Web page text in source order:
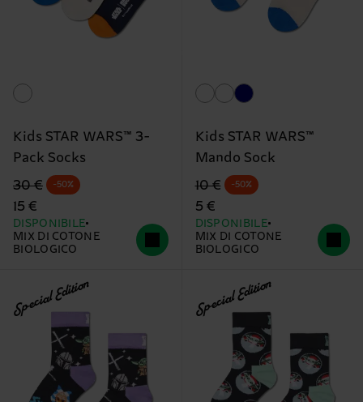
Kids STAR WARS™ 3-
Pack Socks
Prezzo di partenza
30 €
prezzo scontato
15 €
-50%
DISPONIBILE
MIX DI COTONE
BIOLOGICO
Kids STAR WARS™
Mando Sock
Prezzo di partenza
10 €
prezzo scontato
5 €
-50%
DISPONIBILE
MIX DI COTONE
BIOLOGICO
Special Edition Special Edition